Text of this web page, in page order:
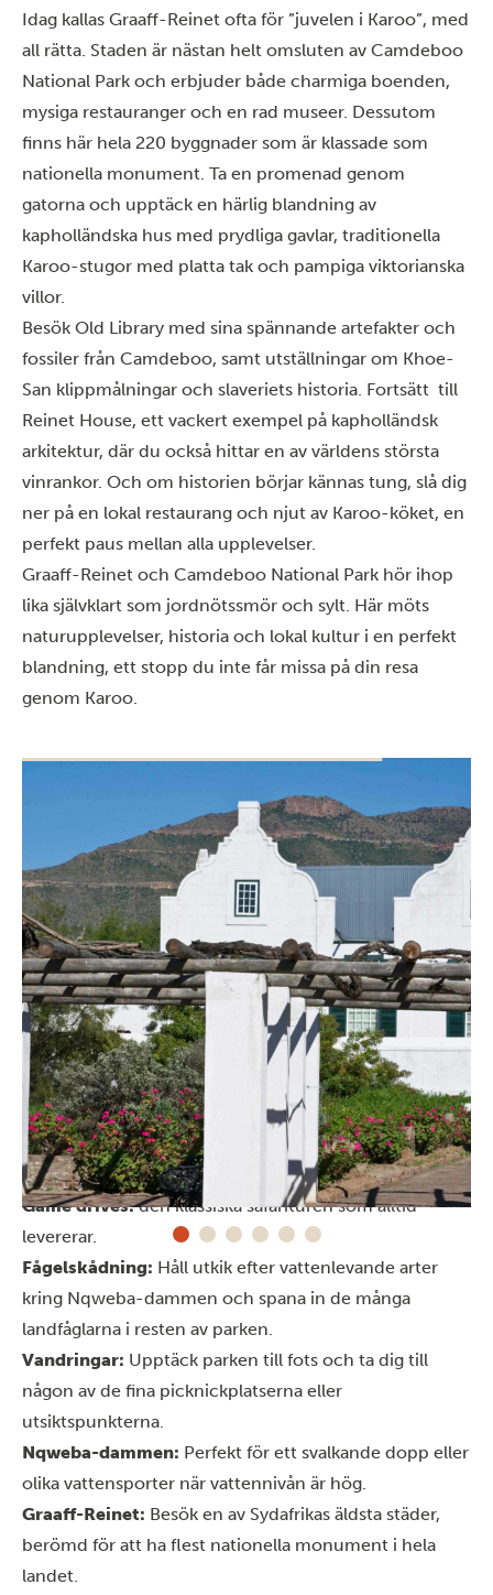
Idag kallas Graaff-Reinet ofta för ”juvelen i Karoo”, med
all rätta. Staden är nästan helt omsluten av Camdeboo
National Park och erbjuder både charmiga boenden,
mysiga restauranger och en rad museer. Dessutom
finns här hela 220 byggnader som är klassade som
nationella monument. Ta en promenad genom
gatorna och upptäck en härlig blandning av
kapholländska hus med prydliga gavlar, traditionella
Karoo-stugor med platta tak och pampiga viktorianska
villor.
Besök Old Library med sina spännande artefakter och
fossiler från Camdeboo, samt utställningar om Khoe-
San klippmålningar och slaveriets historia. Fortsätt till
Reinet House, ett vackert exempel på kapholländsk
arkitektur, där du också hittar en av världens största
vinrankor. Och om historien börjar kännas tung, slå dig
ner på en lokal restaurang och njut av Karoo-köket, en
perfekt paus mellan alla upplevelser.
Graaff-Reinet och Camdeboo National Park hör ihop
lika självklart som jordnötssmör och sylt. Här möts
naturupplevelser, historia och lokal kultur i en perfekt
blandning, ett stopp du inte får missa på din resa
genom Karoo.
Aktiviteter i Camdeboo National Park
Camdeboo National Park har något för alla – både
naturälskare och den som söker lite mer äventyr:
Game drives:den klassiska safarituren som alltid
levererar.
Fågelskådning: Håll utkik efter vattenlevande arter
kring Nqweba-dammen och spana in de många
landfåglarna i resten av parken.
Vandringar: Upptäck parken till fots och ta dig till
någon av de fina picknickplatserna eller
utsiktspunkterna.
Nqweba-dammen: Perfekt för ett svalkande dopp eller
olika vattensporter när vattennivån är hög.
Graaff-Reinet: Besök en av Sydafrikas äldsta städer,
berömd för att ha flest nationella monument i hela
landet.